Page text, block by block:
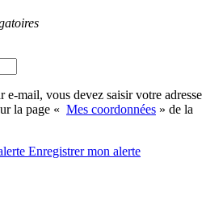
e-mail, vous devez saisir votre adresse
la page « Mes coordonnées » de la
Enregistrermon alerte